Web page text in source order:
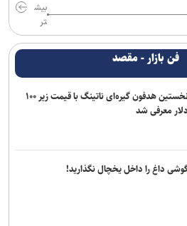
بیش
تر
فن بازار - مقصد
نخستین هدفون گیره‌ای ناتینگ با قیمت زیر ۱۰۰
دلار معرفی شد
داغ را داخل یخچال نگذارید!